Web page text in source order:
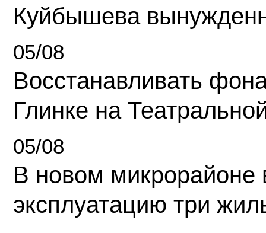
Куйбышева
05/08
Восстанавливать
Глинке на
05/08
В новом микрорайоне
эксплуатацию три